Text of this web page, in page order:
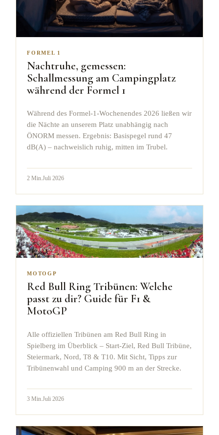
FORMEL 1
Nachtruhe, gemessen:
Schallmessung am Campingplatz
während der Formel 1
Während des Formel-1-Wochenendes 2026 ließen wir
die Nächte an unserem Platz unabhängig nach
ÖNORM messen. Ergebnis: Basispegel rund 47
dB(A) – nachweislich ruhig, mitten im Trubel.
2 Min. Juli 2026
MOTOGP
Red Bull Ring Tribünen: Welche
passt zu dir? Guide für F1 &
MotoGP
Alle offiziellen Tribünen am Red Bull Ring in
Spielberg im Überblick – Start-Ziel, Red Bull Tribüne,
Steiermark, Nord, T8 & T10. Mit Sicht, Tipps zur
Tribünenwahl und Camping 900 m an der Strecke.
3 Min.Juli 2026